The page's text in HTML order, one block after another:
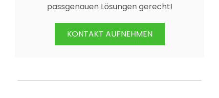
passgenauen Lösungen gerecht!
KONTAKT AUFNEHMEN